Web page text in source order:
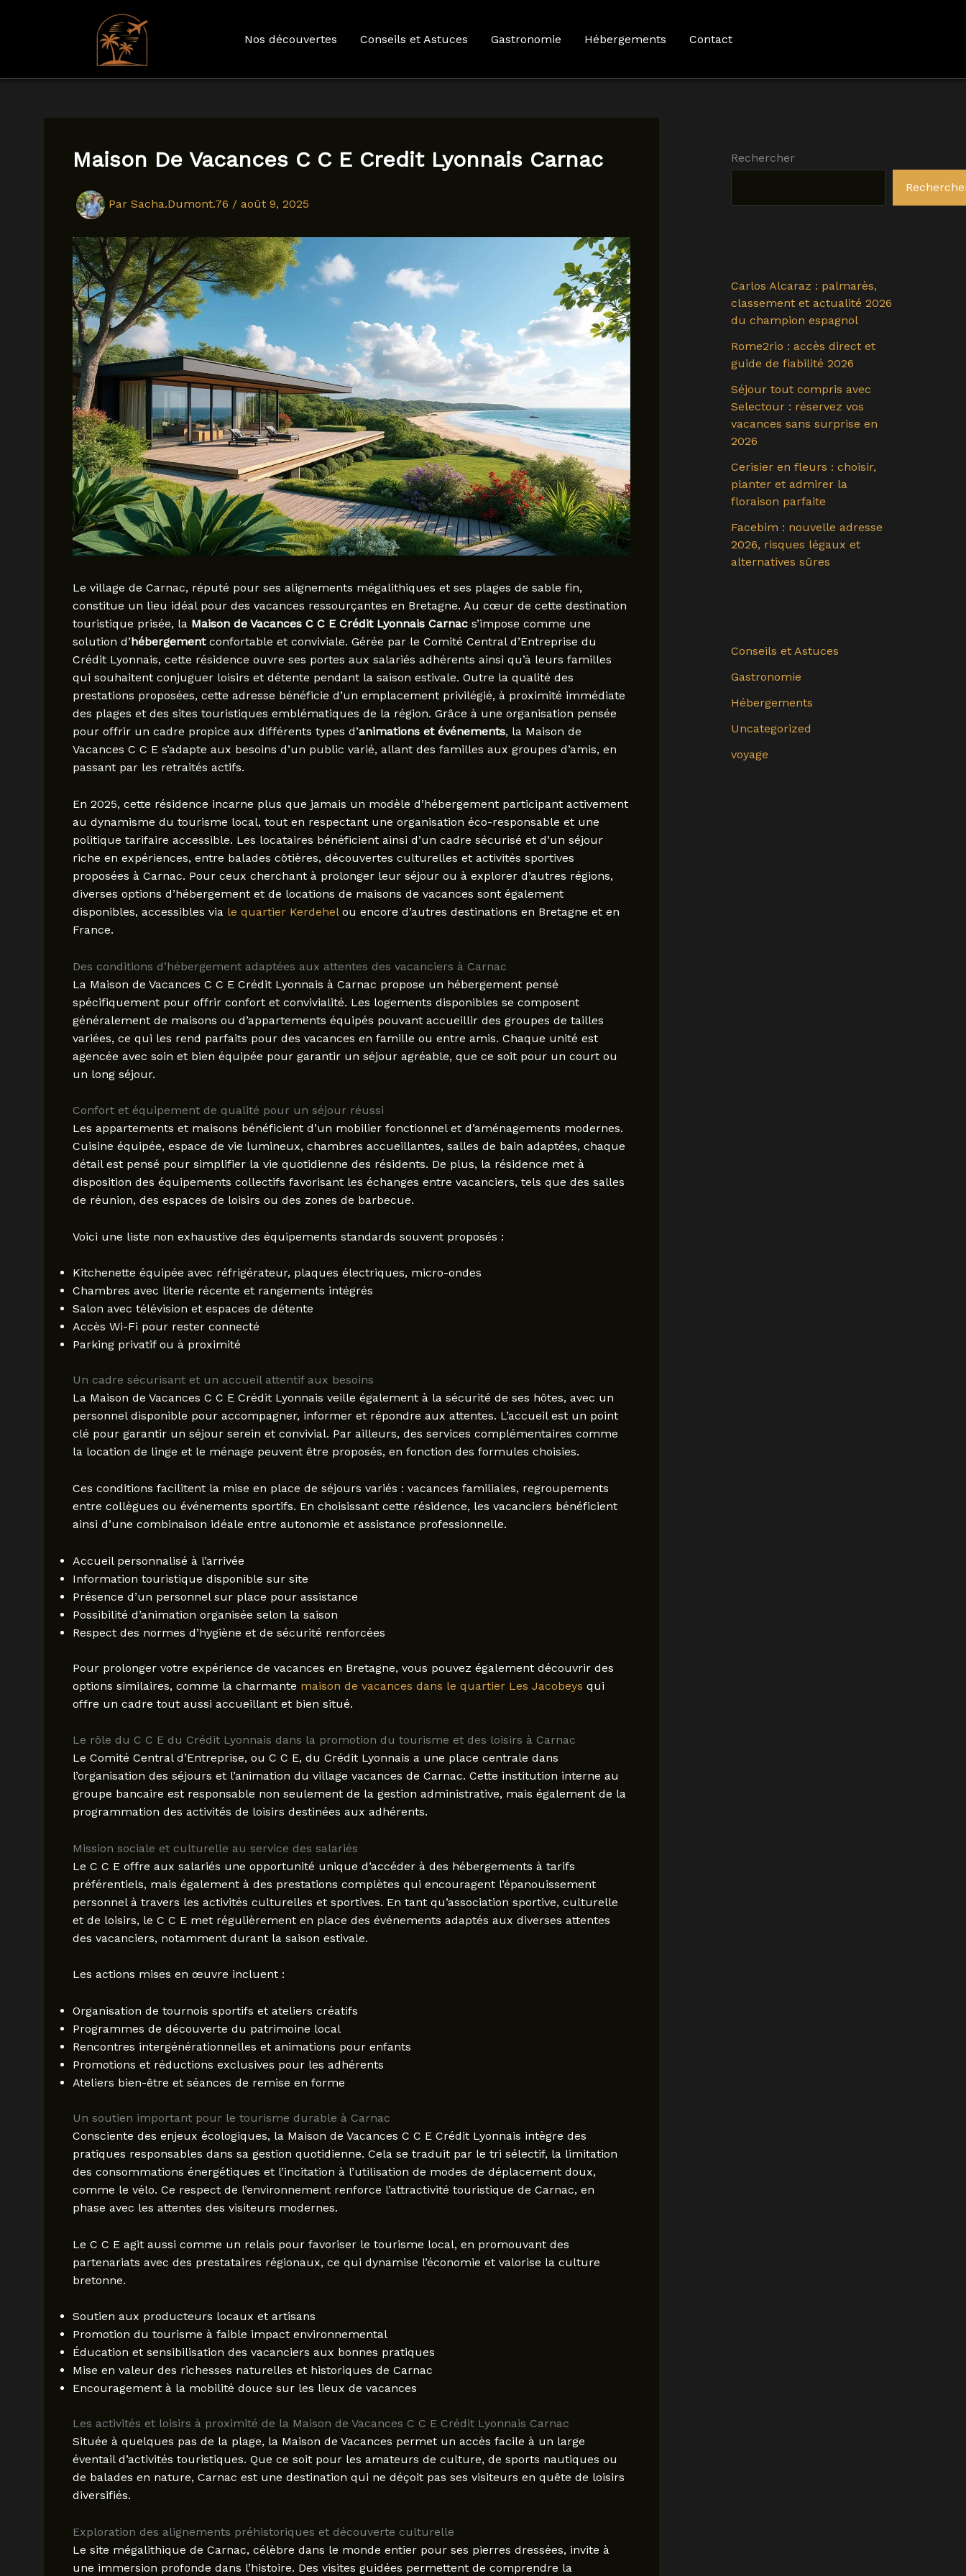
Aller
Nos découvertes Conseils et Astuces Gastronomie Hébergements Contact
Maison De Vacances C C E Credit Lyonnais Carnac
Par Sacha.Dumont.76 / août 9, 2025
Le village de Carnac, réputé pour ses alignements mégalithiques et ses plages de sable fin,
constitue un lieu idéal pour des vacances ressourçantes en Bretagne. Au cœur de cette destination
touristique prisée, la Maison de Vacances C C E Crédit Lyonnais Carnacs’impose comme une
solution d’hébergementconfortable et conviviale. Gérée par le Comité Central d’Entreprise du
Crédit Lyonnais, cette résidence ouvre ses portes aux salariés adhérents ainsi qu’à leurs familles
qui souhaitent conjuguer loisirs et détente pendant la saison estivale. Outre la qualité des
prestations proposées, cette adresse bénéficie d’un emplacement privilégié, à proximité immédiate
des plages et des sites touristiques emblématiques de la région. Grâce à une organisation pensée
pour offrir un cadre propice aux différents types d’animations et événements, la Maison de
Vacances C C E s’adapte aux besoins d’un public varié, allant des familles aux groupes d’amis, en
passant par les retraités actifs.
En 2025, cette résidence incarne plus que jamais un modèle d’hébergement participant activement
au dynamisme du tourisme local, tout en respectant une organisation éco-responsable et une
politique tarifaire accessible. Les locataires bénéficient ainsi d’un cadre sécurisé et d’un séjour
riche en expériences, entre balades côtières, découvertes culturelles et activités sportives
proposées à Carnac. Pour ceux cherchant à prolonger leur séjour ou à explorer d’autres régions,
diverses options d’hébergement et de locations de maisons de vacances sont également
disponibles, accessibles via le quartier Kerdehelou encore d’autres destinations en Bretagne et en
France.
Des conditions d’hébergement adaptées aux attentes des vacanciers à Carnac
La Maison de Vacances C C E Crédit Lyonnais à Carnac propose un hébergement pensé
spécifiquement pour offrir confort et convivialité. Les logements disponibles se composent
généralement de maisons ou d’appartements équipés pouvant accueillir des groupes de tailles
variées, ce qui les rend parfaits pour des vacances en famille ou entre amis. Chaque unité est
agencée avec soin et bien équipée pour garantir un séjour agréable, que ce soit pour un court ou
un long séjour.
Confort et équipement de qualité pour un séjour réussi
Les appartements et maisons bénéficient d’un mobilier fonctionnel et d’aménagements modernes.
Cuisine équipée, espace de vie lumineux, chambres accueillantes, salles de bain adaptées, chaque
détail est pensé pour simplifier la vie quotidienne des résidents. De plus, la résidence met à
disposition des équipements collectifs favorisant les échanges entre vacanciers, tels que des salles
de réunion, des espaces de loisirs ou des zones de barbecue.
Voici une liste non exhaustive des équipements standards souvent proposés :
Kitchenette équipée avec réfrigérateur, plaques électriques, micro-ondes
Chambres avec literie récente et rangements intégrés
Salon avec télévision et espaces de détente
Accès Wi-Fi pour rester connecté
Parking privatif ou à proximité
Un cadre sécurisant et un accueil attentif aux besoins
La Maison de Vacances C C E Crédit Lyonnais veille également à la sécurité de ses hôtes, avec un
personnel disponible pour accompagner, informer et répondre aux attentes. L’accueil est un point
clé pour garantir un séjour serein et convivial. Par ailleurs, des services complémentaires comme
la location de linge et le ménage peuvent être proposés, en fonction des formules choisies.
Ces conditions facilitent la mise en place de séjours variés : vacances familiales, regroupements
entre collègues ou événements sportifs. En choisissant cette résidence, les vacanciers bénéficient
ainsi d’une combinaison idéale entre autonomie et assistance professionnelle.
Accueil personnalisé à l’arrivée
Information touristique disponible sur site
Présence d’un personnel sur place pour assistance
Possibilité d’animation organisée selon la saison
Respect des normes d’hygiène et de sécurité renforcées
Pour prolonger votre expérience de vacances en Bretagne, vous pouvez également découvrir des
options similaires, comme la charmante maison de vacances dans le quartier Les Jacobeys qui
offre un cadre tout aussi accueillant et bien situé.
Le rôle du C C E du Crédit Lyonnais dans la promotion du tourisme et des loisirs à Carnac
Le Comité Central d’Entreprise, ou C C E, du Crédit Lyonnais a une place centrale dans
l’organisation des séjours et l’animation du village vacances de Carnac. Cette institution interne au
groupe bancaire est responsable non seulement de la gestion administrative, mais également de la
programmation des activités de loisirs destinées aux adhérents.
Mission sociale et culturelle au service des salariés
Le C C E offre aux salariés une opportunité unique d’accéder à des hébergements à tarifs
préférentiels, mais également à des prestations complètes qui encouragent l’épanouissement
personnel à travers les activités culturelles et sportives. En tant qu’association sportive, culturelle
et de loisirs, le C C E met régulièrement en place des événements adaptés aux diverses attentes
des vacanciers, notamment durant la saison estivale.
Les actions mises en œuvre incluent :
Organisation de tournois sportifs et ateliers créatifs
Programmes de découverte du patrimoine local
Rencontres intergénérationnelles et animations pour enfants
Promotions et réductions exclusives pour les adhérents
Ateliers bien-être et séances de remise en forme
Un soutien important pour le tourisme durable à Carnac
Consciente des enjeux écologiques, la Maison de Vacances C C E Crédit Lyonnais intègre des
pratiques responsables dans sa gestion quotidienne. Cela se traduit par le tri sélectif, la limitation
des consommations énergétiques et l’incitation à l’utilisation de modes de déplacement doux,
comme le vélo. Ce respect de l’environnement renforce l’attractivité touristique de Carnac, en
phase avec les attentes des visiteurs modernes.
Le C C E agit aussi comme un relais pour favoriser le tourisme local, en promouvant des
partenariats avec des prestataires régionaux, ce qui dynamise l’économie et valorise la culture
bretonne.
Soutien aux producteurs locaux et artisans
Promotion du tourisme à faible impact environnemental
Éducation et sensibilisation des vacanciers aux bonnes pratiques
Mise en valeur des richesses naturelles et historiques de Carnac
Encouragement à la mobilité douce sur les lieux de vacances
Les activités et loisirs à proximité de la Maison de Vacances C C E Crédit Lyonnais Carnac
Située à quelques pas de la plage, la Maison de Vacances permet un accès facile à un large
éventail d’activités touristiques. Que ce soit pour les amateurs de culture, de sports nautiques ou
de balades en nature, Carnac est une destination qui ne déçoit pas ses visiteurs en quête de loisirs
diversifiés.
Exploration des alignements préhistoriques et découverte culturelle
Le site mégalithique de Carnac, célèbre dans le monde entier pour ses pierres dressées, invite à
une immersion profonde dans l’histoire. Des visites guidées permettent de comprendre la
Rechercher
Carlos Alcaraz : palmarès,
classement et actualité 2026
du champion espagnol
Rome2rio : accès direct et
guide de fiabilité 2026
Séjour tout compris avec
Selectour : réservez vos
vacances sans surprise en
2026
Cerisier en fleurs : choisir,
planter et admirer la
floraison parfaite
Facebim : nouvelle adresse
2026, risques légaux et
alternatives sûres
Conseils et Astuces
Gastronomie
Hébergements
Uncategorized
voyage